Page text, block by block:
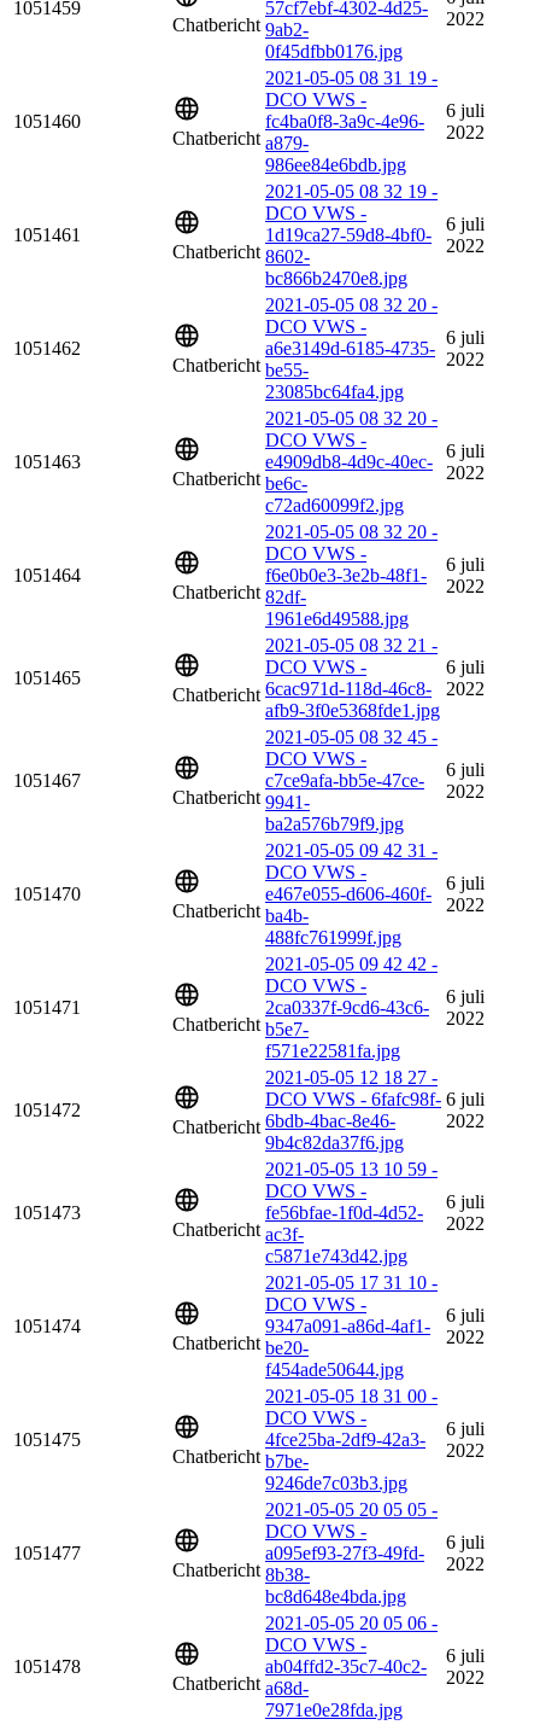
1051459
Chatbericht
57cf7ebf-4302-4d25-
9ab2-
0f45dfbb0176.jpg
2022
1051460
Chatbericht
2021-05-05 08 31 19 -
DCO VWS -
fc4ba0f8-3a9c-4e96-
a879-
986ee84e6bdb.jpg
6 juli
2022
1051461
Chatbericht
2021-05-05 08 32 19 -
DCO VWS -
1d19ca27-59d8-4bf0-
8602-
bc866b2470e8.jpg
6 juli
2022
1051462
Chatbericht
2021-05-05 08 32 20 -
DCO VWS -
a6e3149d-6185-4735-
be55-
23085bc64fa4.jpg
6 juli
2022
1051463
Chatbericht
2021-05-05 08 32 20 -
DCO VWS -
e4909db8-4d9c-40ec-
be6c-
c72ad60099f2.jpg
6 juli
2022
1051464
Chatbericht
2021-05-05 08 32 20 -
DCO VWS -
f6e0b0e3-3e2b-48f1-
82df-
1961e6d49588.jpg
6 juli
2022
1051465
Chatbericht
2021-05-05 08 32 21 -
DCO VWS -
6cac971d-118d-46c8-
afb9-3f0e5368fde1.jpg
6 juli
2022
1051467
Chatbericht
2021-05-05 08 32 45 -
DCO VWS -
c7ce9afa-bb5e-47ce-
9941-
ba2a576b79f9.jpg
6 juli
2022
1051470
Chatbericht
2021-05-05 09 42 31 -
DCO VWS -
e467e055-d606-460f-
ba4b-
488fc761999f.jpg
6 juli
2022
1051471
Chatbericht
2021-05-05 09 42 42 -
DCO VWS -
2ca0337f-9cd6-43c6-
b5e7-
f571e22581fa.jpg
6 juli
2022
1051472
Chatbericht
2021-05-05 12 18 27 -
DCO VWS - 6fafc98f-
6bdb-4bac-8e46-
9b4c82da37f6.jpg
6 juli
2022
1051473
Chatbericht
2021-05-05 13 10 59 -
DCO VWS -
fe56bfae-1f0d-4d52-
ac3f-
c5871e743d42.jpg
6 juli
2022
1051474
Chatbericht
2021-05-05 17 31 10 -
DCO VWS -
9347a091-a86d-4af1-
be20-
f454ade50644.jpg
6 juli
2022
1051475
Chatbericht
2021-05-05 18 31 00 -
DCO VWS -
4fce25ba-2df9-42a3-
b7be-
9246de7c03b3.jpg
6 juli
2022
1051477
Chatbericht
2021-05-05 20 05 05 -
DCO VWS -
a095ef93-27f3-49fd-
8b38-
bc8d648e4bda.jpg
6 juli
2022
1051478
Chatbericht
2021-05-05 20 05 06 -
DCO VWS -
ab04ffd2-35c7-40c2-
a68d-
7971e0e28fda.jpg
6 juli
2022